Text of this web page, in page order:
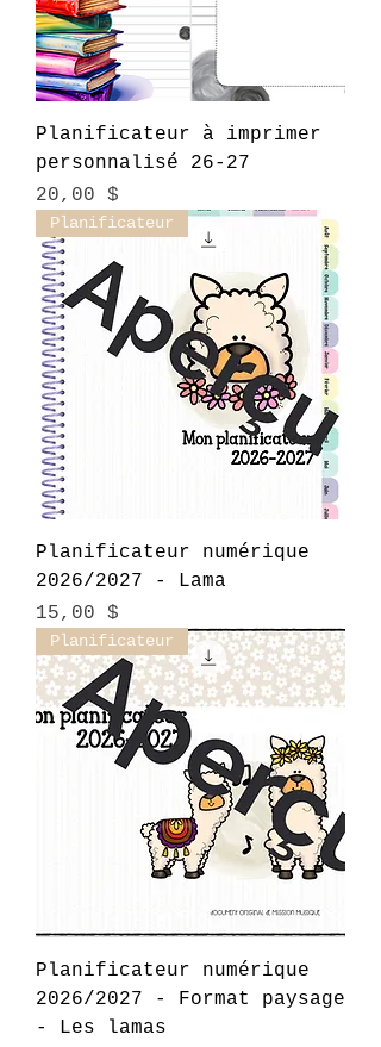
Planificateur à imprimer
personnalisé 26-27
Prix
20,00 $
Planificateur
Planificateur numérique
2026/2027 - Lama
Prix
15,00 $
Planificateur
Planificateur numérique
2026/2027 - Format paysage
- Les lamas